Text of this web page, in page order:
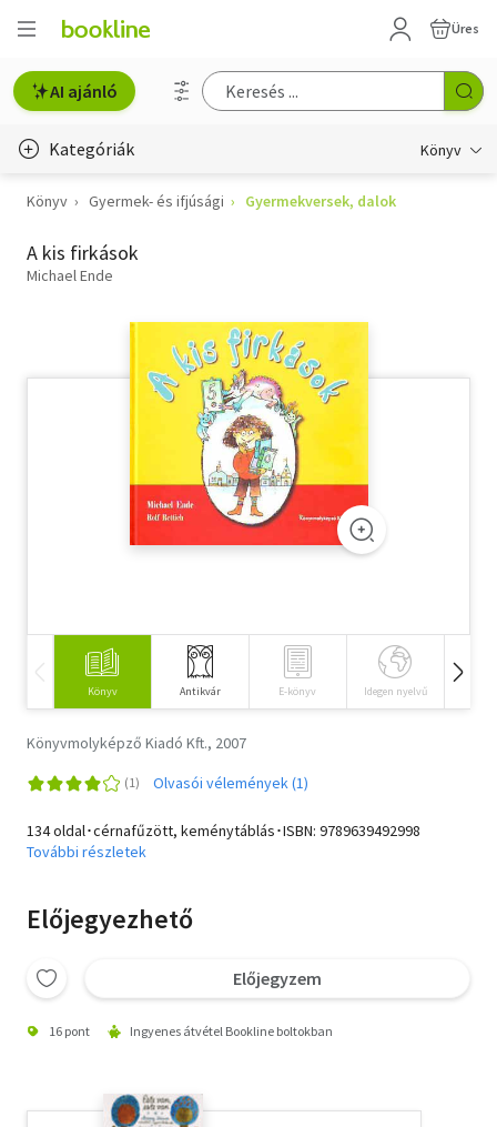
Üres
AI ajánló
Kategóriák Könyv
Életmód, egészség
Erotika
Társadalomtudomány
Természettudomány
Vallás
Könyv Gyermek- és ifjúsági Gyermekversek, dalok
A kis firkások
Michael Ende
Könyv Antikvár E-könyv Idegen nyelvű
Könyvmolyképző Kiadó Kft., 2007
Olvasói vélemények (1)
134 oldal･cérnafűzött, keménytáblás･ISBN: 9789639492998
További részletek
Előjegyezhető
Előjegyzem
16 pont Ingyenes átvétel Bookline boltokban